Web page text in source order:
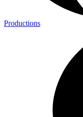
Productions